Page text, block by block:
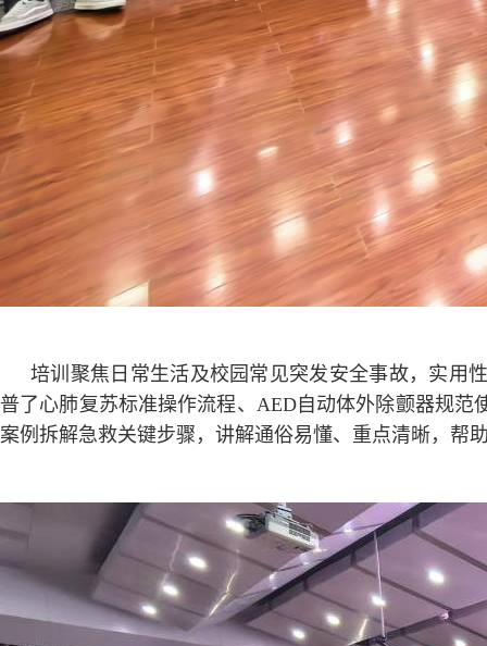
培训聚焦日常生活及校园常见突发安全事故，实用
普了心肺复苏标准操作流程、AED自动体外除颤器规
案例拆解急救关键步骤，讲解通俗易懂、重点清晰，